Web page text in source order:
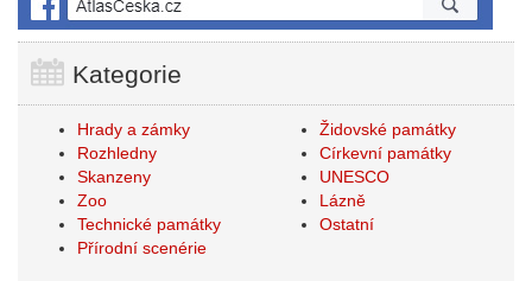
Kategorie
Hrady a zámky
Rozhledny
Skanzeny
Zoo
Technické památky
Přírodní scenérie
Židovské památky
Církevní památky
UNESCO
Lázně
Ostatní